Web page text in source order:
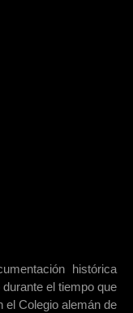
histórica
el tiempo que
el Colegio alemán de